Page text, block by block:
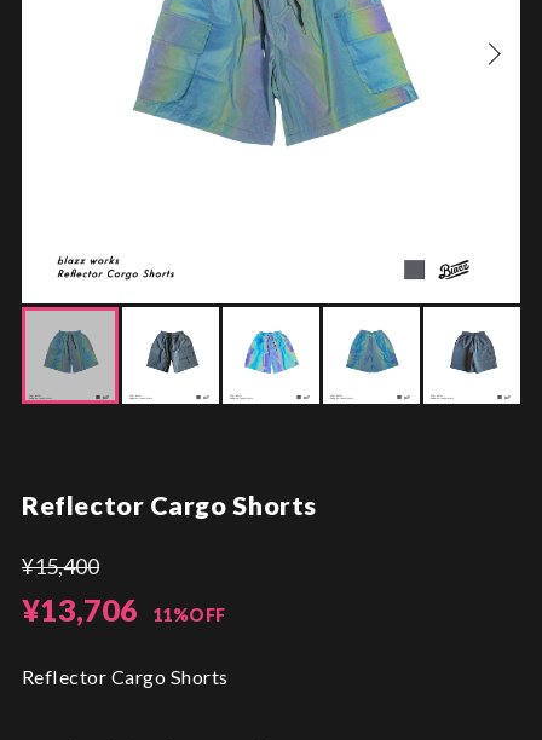
Reflector Cargo Shorts
¥15,400
¥13,706 11%OFF
Reflector Cargo Shorts